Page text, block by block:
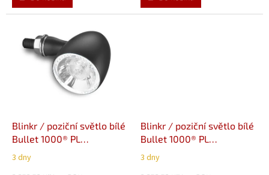
Blinkr / poziční světlo bílé
Bullet 1000® PL
Kellermann - černé tělo,
čiré sklo
3 dny
Blinkr / poziční světlo bílé
Bullet 1000® PL
Kellermann - chromované
tělo, čiré sklo
3 dny